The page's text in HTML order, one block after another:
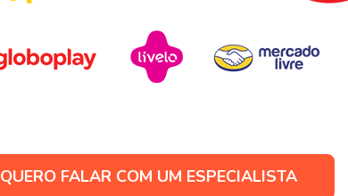
QUERO FALAR COM UM ESPECIALISTA